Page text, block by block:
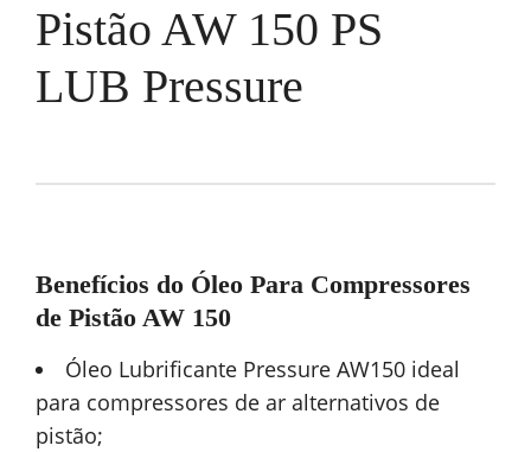
Pistão AW 150 PS
LUB Pressure
Benefícios do Óleo Para Compressores
de Pistão AW 150
Óleo Lubrificante Pressure AW150 ideal
para compressores de ar alternativos de
pistão;